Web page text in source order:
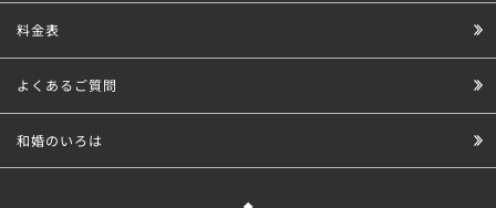
料金表
よくあるご質問
和婚のいろは